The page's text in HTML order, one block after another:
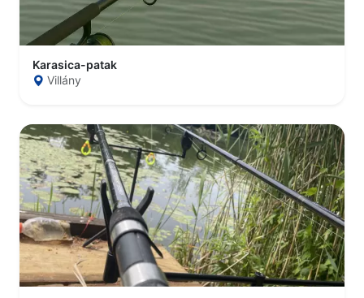
Karasica-patak
Villány